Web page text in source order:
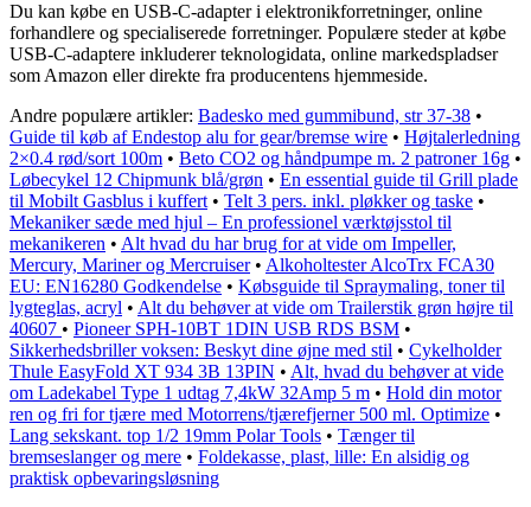
Du kan købe en USB-C-adapter i elektronikforretninger, online
forhandlere og specialiserede forretninger. Populære steder at købe
USB-C-adaptere inkluderer teknologidata, online markedspladser
som Amazon eller direkte fra producentens hjemmeside.
Andre populære artikler: Badesko med gummibund, str 37-38 •
Guide til køb af Endestop alu for gear/bremse wire • Højtalerledning
2×0.4 rød/sort 100m • Beto CO2 og håndpumpe m. 2 patroner 16g •
Løbecykel 12 Chipmunk blå/grøn • En essential guide til Grill plade
til Mobilt Gasblus i kuffert• Telt 3 pers. inkl. pløkker og taske •
Mekaniker sæde med hjul – En professionel værktøjsstol til
mekanikeren • Alt hvad du har brug for at vide om Impeller,
Mercury, Mariner og Mercruiser• Alkoholtester AlcoTrx FCA30
EU: EN16280 Godkendelse • Købsguide til Spraymaling, toner til
lygteglas, acryl • Alt du behøver at vide om Trailerstik grøn højre til
40607 • Pioneer SPH-10BT 1DIN USB RDS BSM •
Sikkerhedsbriller voksen: Beskyt dine øjne med stil • Cykelholder
Thule EasyFold XT 934 3B 13PIN • Alt, hvad du behøver at vide
om Ladekabel Type 1 udtag 7,4kW 32Amp 5 m • Hold din motor
ren og fri for tjære med Motorrens/tjærefjerner 500 ml. Optimize •
Lang sekskant. top 1/2 19mm Polar Tools • Tænger til
bremseslanger og mere • Foldekasse, plast, lille: En alsidig og
praktisk opbevaringsløsning